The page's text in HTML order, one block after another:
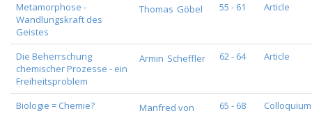
Metamorphose -
Wandlungskraft des
Geistes
Thomas Göbel 55 - 61 Article
Die Beherrschung
chemischer Prozesse - ein
Freiheitsproblem
Armin Scheffler 62 - 64 Article
Biologie = Chemie?
Manfred von
65 - 68 Colloquium